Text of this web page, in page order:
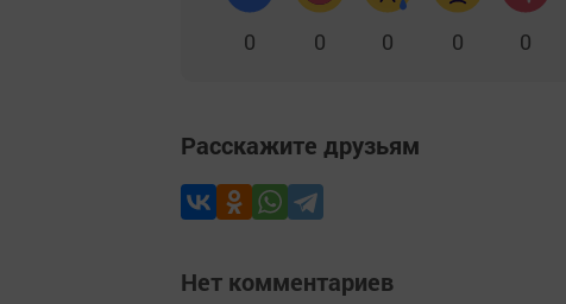
0 0 0 0 0
Расскажите друзьям
Нет комментариев